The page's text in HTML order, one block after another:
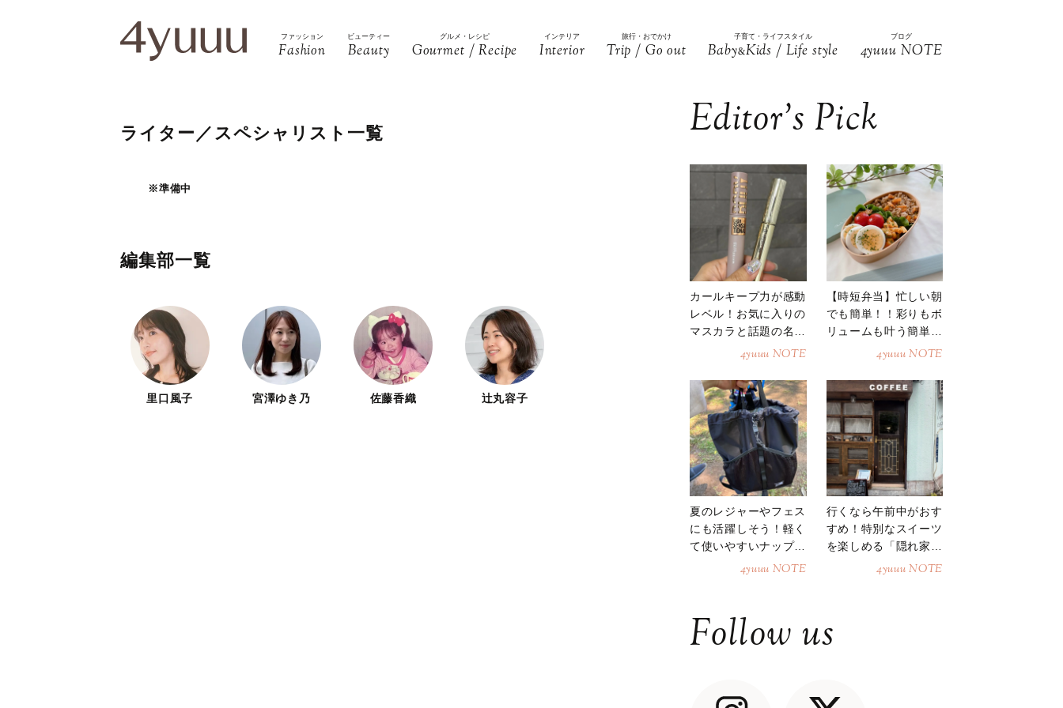
ファッション
Fashion
ビューティー
Beauty
グルメ・レシピ
Gourmet / Recipe
インテリア
Interior
旅行・おでかけ
Trip / Go out
子育て・ライフスタイル
Baby&Kids / Life style
ブログ
4yuuu NOTE
ライター／スペシャリスト一覧
※準備中
編集部一覧
里口風子 宮澤ゆき乃 佐藤香織 辻丸容子
Editor’s Pick
カールキープ力が感動
レベル！お気に入りの
マスカラと話題の名品
4yuuu NOTE
【時短弁当】忙しい朝
でも簡単！！彩りもボ
リュームも叶う簡単そ
4yuuu NOTE
夏のレジャーやフェス
にも活躍しそう！軽く
て使いやすいナップサ
4yuuu NOTE
行くなら午前中がおす
すめ！特別なスイーツ
を楽しめる「隠れ家カ
4yuuu NOTE
Follow us